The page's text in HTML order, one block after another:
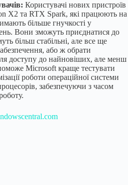
Користувачі нових пристроїв
X2 та RTX Spark, які працюють на
більше гнучкості у
Вони зможуть приєднатися до
більш стабільні, але все ще
або ж обрати
доступу до найновіших, але менш
Microsoft краще тестувати
роботи операційної системи
забезпечуючи з часом